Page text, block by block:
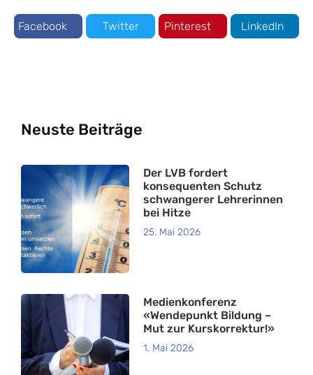
Facebook Twitter Pinterest LinkedIn
Neuste Beiträge
Der LVB fordert
konsequenten Schutz
schwangerer Lehrerinnen
bei Hitze
25. Mai 2026
Medienkonferenz
«Wendepunkt Bildung –
Mut zur Kurskorrektur!»
1. Mai 2026